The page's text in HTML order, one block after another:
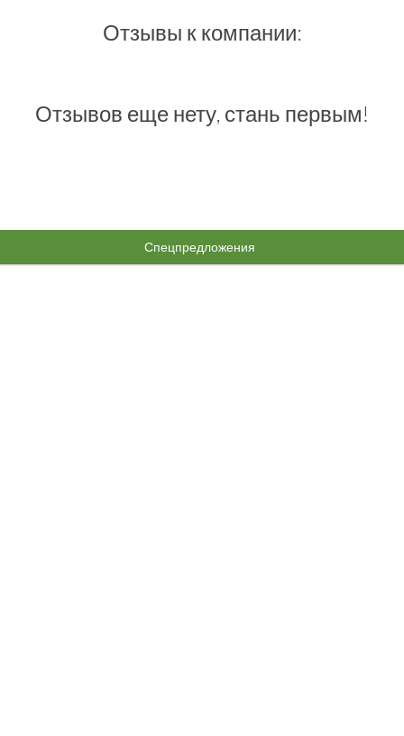
Отзывы к компании:
Отзывов еще нету, стань первым!
Спецпредложения